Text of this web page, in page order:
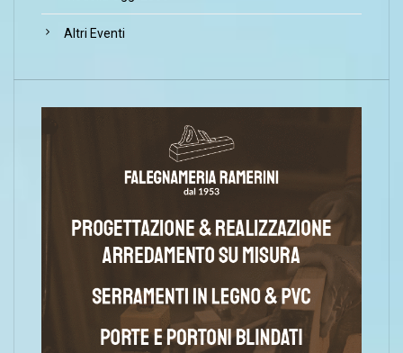
Altri Eventi